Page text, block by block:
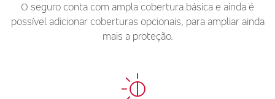
O seguro conta com ampla cobertura básica e ainda é
possível adicionar coberturas opcionais, para ampliar ainda
mais a proteção.